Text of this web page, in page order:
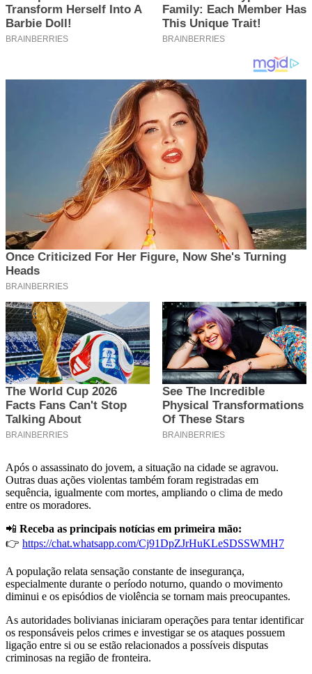
Após o assassinato do jovem, a situação na cidade se agravou.
Outras duas ações violentas também foram registradas em
sequência, igualmente com mortes, ampliando o clima de medo
entre os moradores.
📲 Receba as principais notícias em primeira mão:
👉 https://chat.whatsapp.com/Cj91DpZJrHuKLeSDSSWMH7
A população relata sensação constante de insegurança,
especialmente durante o período noturno, quando o movimento
diminui e os episódios de violência se tornam mais preocupantes.
As autoridades bolivianas iniciaram operações para tentar identificar
os responsáveis pelos crimes e investigar se os ataques possuem
ligação entre si ou se estão relacionados a possíveis disputas
criminosas na região de fronteira.